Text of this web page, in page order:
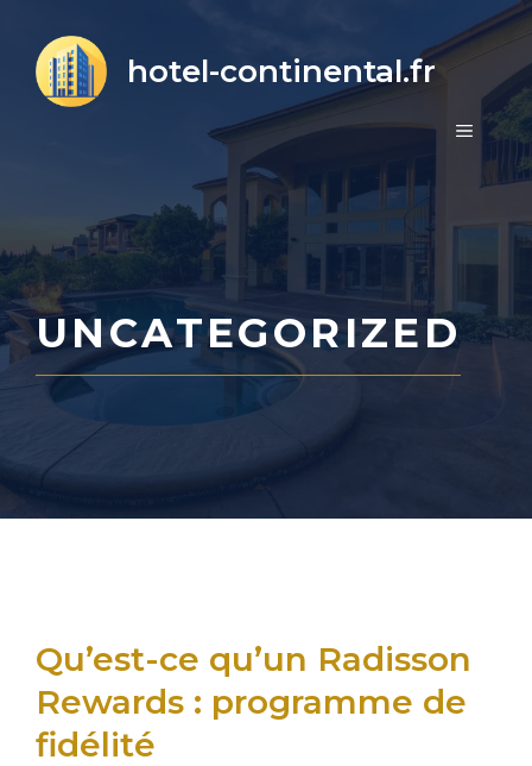
contenu
hotel-continental.fr
MENU
UNCATEGORIZED
Qu’est-ce qu’un Radisson
Rewards : programme de
fidélité